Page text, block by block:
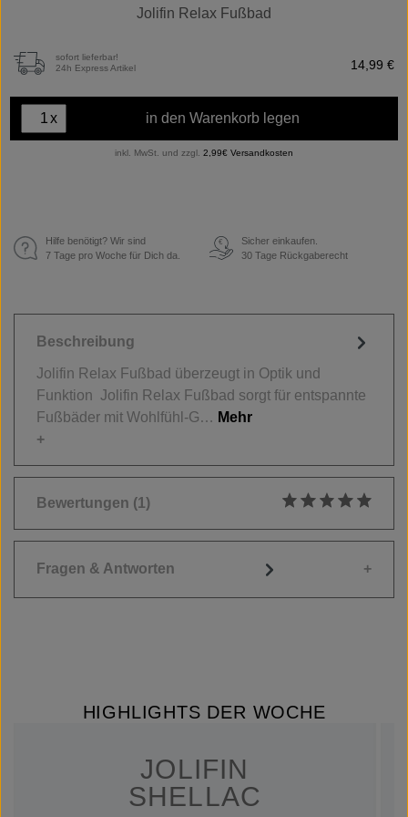
Jolifin Relax Fußbad
sofort lieferbar!
24h Express Artikel
14,99 €
x in den Warenkorb legen
inkl. MwSt. und zzgl. 2,99€ Versandkosten
Hilfe benötigt? Wir sind
7 Tage pro Woche für Dich da.
€
Sicher einkaufen.
30 Tage Rückgaberecht
Beschreibung
Jolifin Relax Fußbad überzeugt in Optik und
Funktion Jolifin Relax Fußbad sorgt für entspannte
Fußbäder mit Wohlfühl-G… Mehr
Bewertungen (1)
Fragen & Antworten
HIGHLIGHTS DER WOCHE
JOLIFIN
SHELLAC